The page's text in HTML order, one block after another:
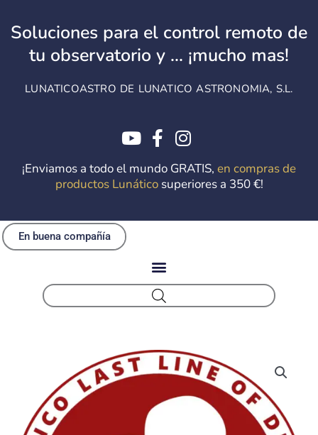
contenido
Soluciones para el control remoto de
tu observatorio y ... ¡mucho mas!
LUNATICOASTRO DE LUNATICO ASTRONOMIA, S.L.
¡Enviamos a todo el mundo GRATIS, en compras de
productos Lunáticosuperiores a 350 €!
En buena compañía